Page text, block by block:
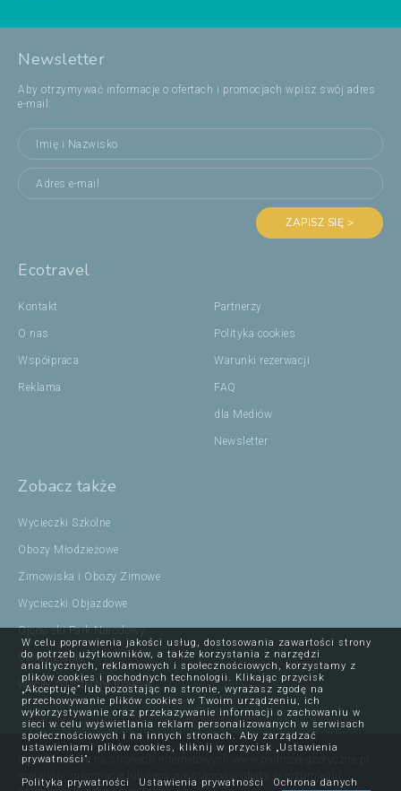
Newsletter
Aby otrzymywać informacje o ofertach i promocjach wpisz swój adres
e-mail:
ZAPISZ SIĘ >
Ecotravel
Kontakt
O nas
Współpraca
Reklama
Partnerzy
Polityka cookies
Warunki rezerwacji
FAQ
dla Mediów
Newsletter
Zobacz także
Wycieczki Szkolne
Obozy Młodzieżowe
Zimowiska i Obozy Zimowe
Wycieczki Objazdowe
Ojcowski Park Narodowy
Obozy Letnie
Wycieczki Szkolne Kraków
Opublikowane na stronach internetowych www.podrozeegzotyczne.pl
materiały, informacje lub ceny nie stanowią oferty w rozumieniu
W celu poprawienia jakości usług, dostosowania zawartości strony
do potrzeb użytkowników, a także korzystania z narzędzi
analitycznych, reklamowych i społecznościowych, korzystamy z
plików cookies i pochodnych technologii. Klikając przycisk
„Akceptuję” lub pozostając na stronie, wyrażasz zgodę na
przechowywanie plików cookies w Twoim urządzeniu, ich
wykorzystywanie oraz przekazywanie informacji o zachowaniu w
sieci w celu wyświetlania reklam personalizowanych w serwisach
społecznościowych i na innych stronach. Aby zarządzać
ustawieniami plików cookies, kliknij w przycisk „Ustawienia
prywatności”.
Polityka prywatności
Ustawienia prywatności Ochrona danych